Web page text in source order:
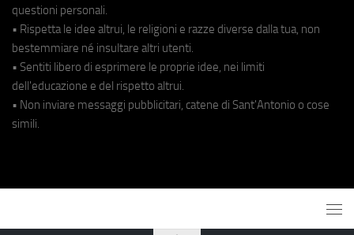
questioni personali.
• Rispetta le idee altrui, le religioni e razze diverse dalla tua, non
bestemmiare né insultare altri utenti.
• Sentiti libero di esprimere le proprie idee, nei limiti
dell'educazione e del rispetto altrui.
• Non inviare messaggi pubblicitari, catene di Sant'Antonio o cose
simili.